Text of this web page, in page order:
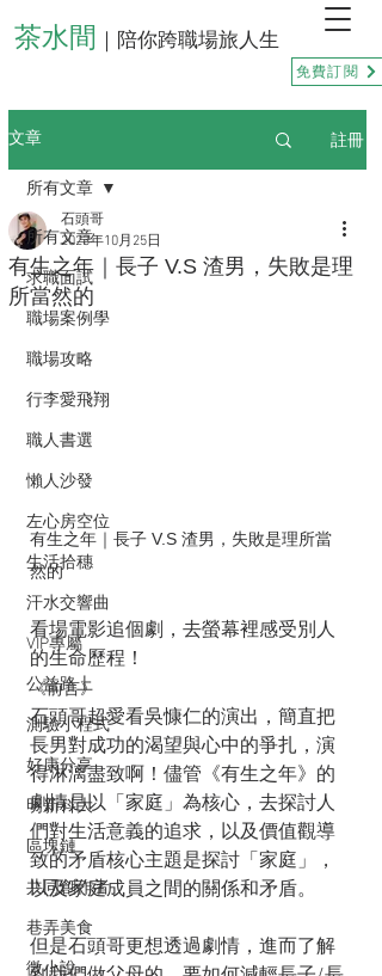
茶水間 ｜陪你跨職場旅人生
免費訂閱
文章 註冊
所有文章
求職面試
職場案例學
職場攻略
行李愛飛翔
職人書選
懶人沙發
左心房空位
生活拾穗
汗水交響曲
VIP專屬
公益路上
測驗小程式
好康分享
明新科大
區塊鏈
共同創作者
巷弄美食
微小說
所有文章
有生之年｜長子 V.S 渣男，失敗是理
所當然的
石頭哥
2023年10月25日
有生之年｜長子 V.S 渣男，失敗是理所當
然的
看場電影追個劇，去螢幕裡感受別人
的生命歷程！
《前言》
石頭哥超愛看吳慷仁的演出，簡直把
長男對成功的渴望與心中的爭扎，演
得淋漓盡致啊！儘管《有生之年》的
劇情是以「家庭」為核心，去探討人
們對生活意義的追求，以及價值觀導
致的矛盾核心主題是探討「家庭」，
以及家庭成員之間的關係和矛盾。
但是石頭哥更想透過劇情，進而了解